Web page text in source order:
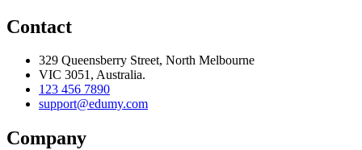
Contact
329 Queensberry Street, North Melbourne
VIC 3051, Australia.
123 456 7890
support@edumy.com
Company